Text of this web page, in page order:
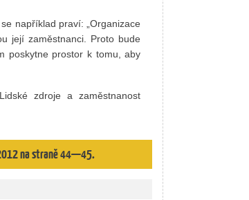
například praví: „Organizace
její zaměstnanci. Proto bude
poskytne prostor k tomu, aby
zdroje a zaměstnanost
na straně 44—45.